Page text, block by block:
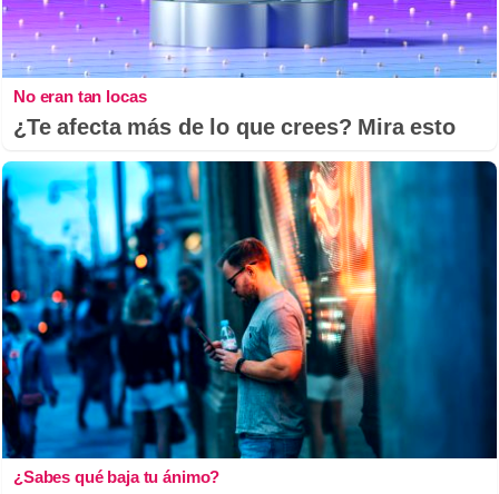
No eran tan locas
¿Te afecta más de lo que crees? Mira esto
¿Sabes qué baja tu ánimo?